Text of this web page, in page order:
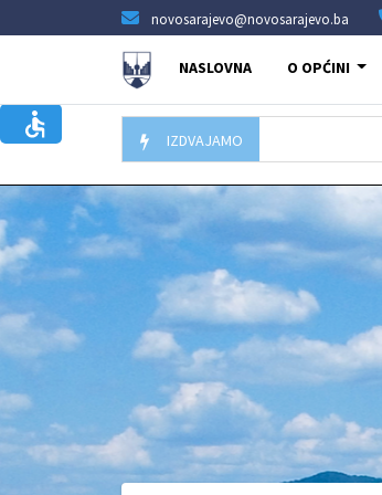
novosarajevo@novosarajevo.ba
NASLOVNA O OPĆINI
IZDVAJAMO